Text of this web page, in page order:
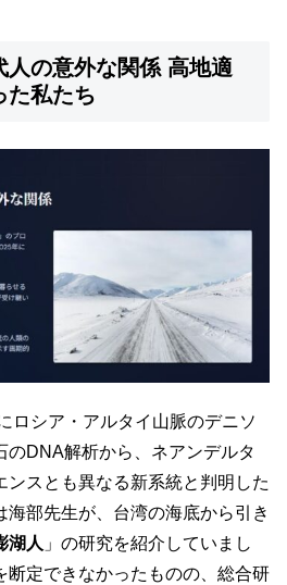
人の意外な関係 高地適
た私たち
ロシア・アルタイ山脈のデニソ
のDNA解析から、ネアンデルタ
ンスとも異なる新系統と判明した
部先生が、台湾の海底から引き
湖人 」の研究を紹介していまし
断定できなかったものの、総合研